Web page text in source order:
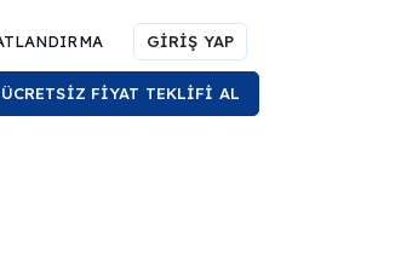
GİRİŞ YAP
ÜCRETSİZ FİYAT TEKLİFİ AL